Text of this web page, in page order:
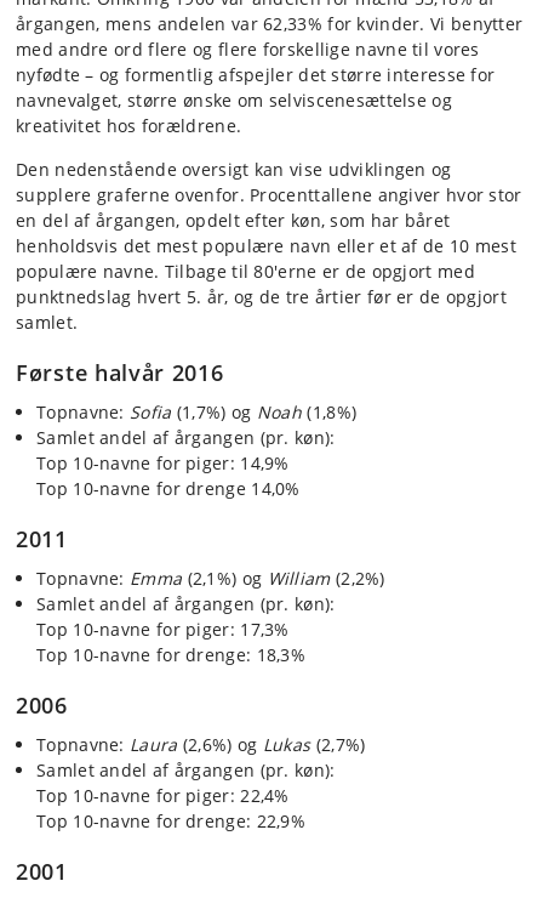
årgangen, mens andelen var 62,33% for kvinder. Vi benytter
med andre ord flere og flere forskellige navne til vores
nyfødte – og formentlig afspejler det større interesse for
navnevalget, større ønske om selviscenesættelse og
kreativitet hos forældrene.
Den nedenstående oversigt kan vise udviklingen og
supplere graferne ovenfor. Procenttallene angiver hvor stor
en del af årgangen, opdelt efter køn, som har båret
henholdsvis det mest populære navn eller et af de 10 mest
populære navne. Tilbage til 80'erne er de opgjort med
punktnedslag hvert 5. år, og de tre årtier før er de opgjort
samlet.
Første halvår 2016
Topnavne: Sofia (1,7%) og Noah (1,8%)
Samlet andel af årgangen (pr. køn):
Top 10-navne for piger: 14,9%
Top 10-navne for drenge 14,0%
2011
Topnavne: Emma (2,1%) og William(2,2%)
Samlet andel af årgangen (pr. køn):
Top 10-navne for piger: 17,3%
Top 10-navne for drenge: 18,3%
2006
Topnavne: Laura (2,6%) og Lukas(2,7%)
Samlet andel af årgangen (pr. køn):
Top 10-navne for piger: 22,4%
Top 10-navne for drenge: 22,9%
2001